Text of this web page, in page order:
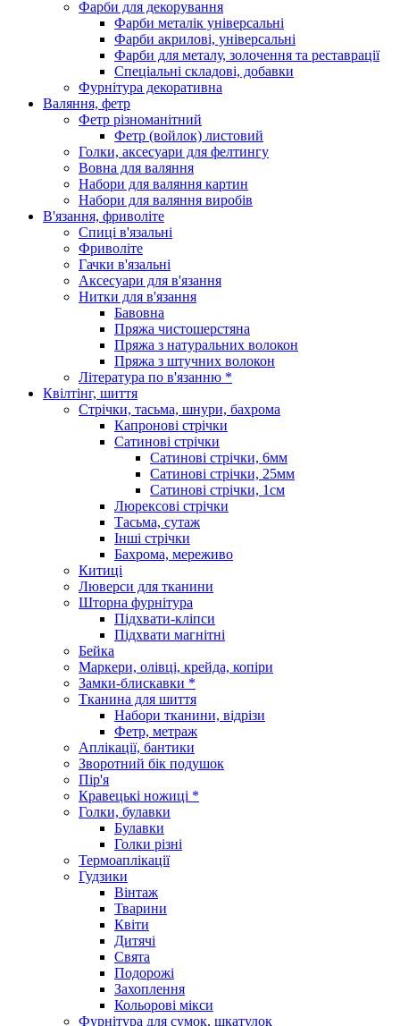
Фарби для декорування
Фарби металік універсальні
Фарби акрилові, універсальні
Фарби для металу, золочення та реставрації
Спеціальні складові, добавки
Фурнітура декоративна
Валяння, фетр
Фетр різноманітний
Фетр (войлок) листовий
Голки, аксесуари для фелтингу
Вовна для валяння
Набори для валяння картин
Набори для валяння виробів
В'язання, фриволіте
Спиці в'язальні
Фриволіте
Гачки в'язальні
Аксесуари для в'язання
Нитки для в'язання
Бавовна
Пряжа чистошерстяна
Пряжа з натуральних волокон
Пряжа з штучних волокон
Література по в'язанню *
Квілтінг, шиття
Стрічки, тасьма, шнури, бахрома
Капронові стрічки
Сатинові стрічки
Сатинові стрічки, 6мм
Сатинові стрічки, 25мм
Сатинові стрічки, 1см
Люрексові стрічки
Тасьма, сутаж
Інші стрічки
Бахрома, мереживо
Китиці
Люверси для тканини
Шторна фурнітура
Підхвати-кліпси
Підхвати магнітні
Бейка
Маркери, олівці, крейда, копіри
Замки-блискавки *
Тканина для шиття
Набори тканини, відрізи
Фетр, метраж
Аплікації, бантики
Зворотний бік подушок
Пір'я
Кравецькі ножиці *
Голки, булавки
Булавки
Голки різні
Термоаплікації
Гудзики
Вінтаж
Тварини
Квіти
Дитячі
Свята
Подорожі
Захоплення
Кольорові мікси
Фурнітура для сумок, шкатулок